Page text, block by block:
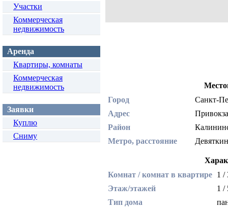
Участки
Коммерческая
недвижимость
Аренда
Квартиры, комнаты
Коммерческая
недвижимость
Заявки
Куплю
Сниму
Город
Санкт-
Адрес
Район
Метро, расстояние
Комнат / комнат в квартире 1
Этаж/этажей
1
Тип дома